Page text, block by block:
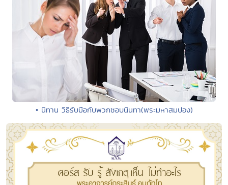
• นิทาน วิธีรับมือกับพวกชอบนินทา(พระมหาสมปอง)